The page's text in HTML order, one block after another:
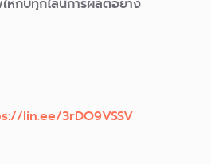
ห้กับทุกไลน์การผลิตอย่าง
lin.ee/3rDO9VSSV